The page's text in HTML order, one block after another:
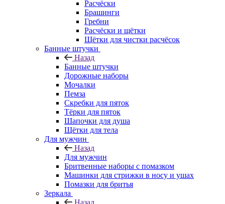
Расчёски
Брашинги
Гребни
Расчёски и щётки
Щётки для чистки расчёсок
Банные штучки
Назад
Банные штучки
Дорожные наборы
Мочалки
Пемза
Скребки для пяток
Тёрки для пяток
Шапочки для душа
Щётки для тела
Для мужчин
Назад
Для мужчин
Бритвенные наборы с помазком
Машинки для стрижки в носу и ушах
Помазки для бритья
Зеркала
Назад